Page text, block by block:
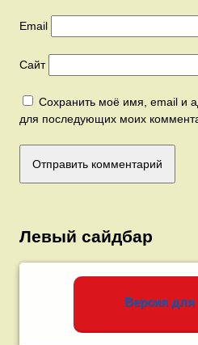
Email
Сайт
Сохранить моё имя, email и
для последующих моих
Левый сайдбар
Версия